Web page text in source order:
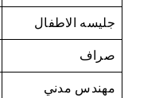
جليسه الاطفال
صراف
مهندس مدني